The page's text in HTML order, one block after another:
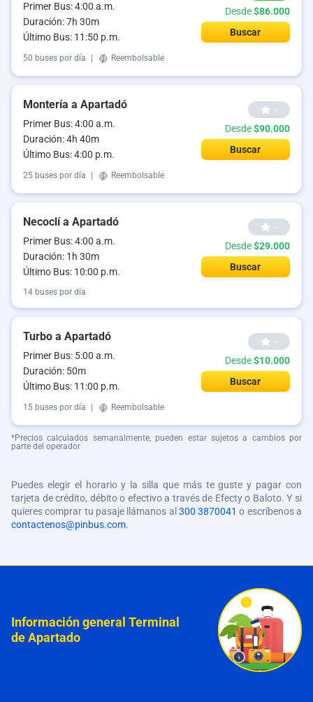
Primer Bus: 4:00 a.m.
Duración: 7h 30m
Último Bus: 11:50 p.m.
Desde$86.000
Buscar
50 buses por día Reembolsable
Montería a Apartadó
Primer Bus: 4:00 a.m.
Duración: 4h 40m
Último Bus: 4:00 p.m.
--
Desde$90.000
Buscar
25 buses por día Reembolsable
Necoclí a Apartadó
Primer Bus: 4:00 a.m.
Duración: 1h 30m
Último Bus: 10:00 p.m.
--
Desde$29.000
Buscar
14 buses por día
Turbo a Apartadó
Primer Bus: 5:00 a.m.
Duración: 50m
Último Bus: 11:00 p.m.
--
Desde$10.000
Buscar
15 buses por día Reembolsable
*Precios calculados semanalmente, pueden estar sujetos a cambios por
parte del operador
Puedes elegir el horario y la silla que más te guste y pagar con
tarjeta de crédito, débito o efectivo a través de Efecty o Baloto. Y si
quieres comprar tu pasaje llámanos al 300 3870041 o escríbenos a
contactenos@pinbus.com.
Información general Terminal
de Apartado